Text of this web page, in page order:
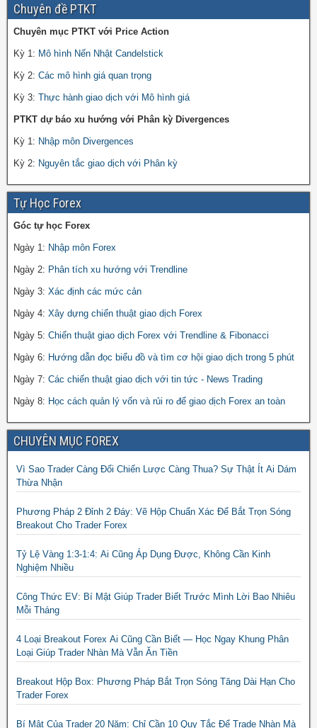
Chuyên đề PTKT
Chuyên mục PTKT với Price Action
Kỳ 1: Mô hình Nến Nhật Candelstick
Kỳ 2: Các mô hình giá quan trọng
Kỳ 3: Thực hành giao dịch với Mô hình giá
PTKT dự báo xu hướng với Phân kỳ Divergences
Kỳ 1: Nhập môn Divergences
Kỳ 2: Nguyên tắc giao dịch với Phân kỳ
Tự Học Forex
Góc tự học Forex
Ngày 1: Nhập môn Forex
Ngày 2: Phân tích xu hướng với Trendline
Ngày 3: Xác định các mức cản
Ngày 4: Xây dựng chiến thuật giao dịch Forex
Ngày 5: Chiến thuật giao dịch Forex với Trendline & Fibonacci
Ngày 6: Hướng dẫn đọc biểu đồ và tìm cơ hội giao dịch trong 5 phút
Ngày 7: Các chiến thuật giao dịch với tin tức - News Trading
Ngày 8: Học cách quản lý vốn và rủi ro để giao dịch Forex an toàn
CHUYÊN MỤC FOREX
Vì Sao Trader Càng Đổi Chiến Lược Càng Thua? Sự Thật Ít Ai Dám
Thừa Nhận
Phương Pháp 2 Đỉnh 2 Đáy: Vẽ Hộp Chuẩn Xác Để Bắt Trọn Sóng
Breakout Cho Trader Forex
Tỷ Lệ Vàng 1:3-1:4: Ai Cũng Áp Dụng Được, Không Cần Kinh
Nghiệm Nhiều
Công Thức EV: Bí Mật Giúp Trader Biết Trước Mình Lời Bao Nhiêu
Mỗi Tháng
4 Loại Breakout Forex Ai Cũng Cần Biết — Học Ngay Khung Phân
Loại Giúp Trader Nhàn Mà Vẫn Ăn Tiền
Breakout Hộp Box: Phương Pháp Bắt Trọn Sóng Tăng Dài Hạn Cho
Trader Forex
Bí Mật Của Trader 20 Năm: Chỉ Cần 10 Quy Tắc Để Trade Nhàn Mà